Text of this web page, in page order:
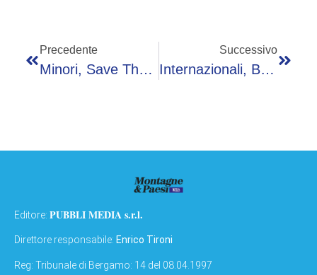
Precedente
Minori, Save The Children: Il 21 Maggio Torna ‘Impossibile’, Biennale Dei Diritti Dell’infanzia E Dell’adolescenza
Successivo
Internazionali, Bambini Gli Chiedono Autografo Ma… Non È Un Tennista
Editore: PUBBLI MEDIA s.r.l.
Direttore responsabile: Enrico Tironi
Reg: Tribunale di Bergamo: 14 del 08.04.1997